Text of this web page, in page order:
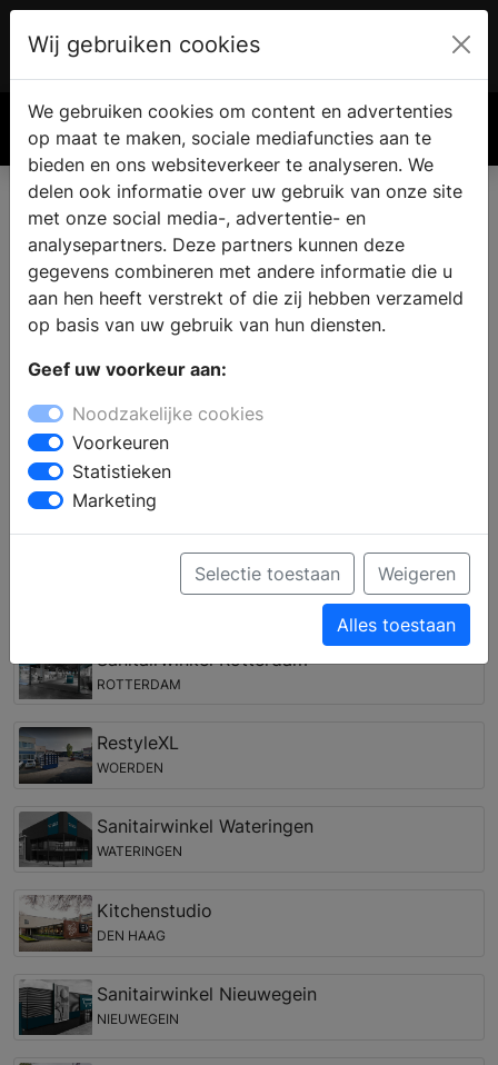
€ 0.00
Vind een nieuwe keuken in
Gouderak
de keuken gaat verbouwen vindt u in de keukenwinkel
alle informatie en inspiratie voor een nieuwe keuken.
Welke keukenstijl past bij u en uw woning en wat zijn
de laatste keukentrends? Door middel van persoonlijk
advies van een ervaren medewerker kunt u een
complete keuken samenstellen en krijgt u deskundig
advies over inbouwapparatuur van verschillende
Keukenwinkels in de regio Gouderak
Sanitairwinkel Rotterdam
ROTTERDAM
RestyleXL
WOERDEN
Sanitairwinkel Wateringen
WATERINGEN
Kitchenstudio
DEN HAAG
Sanitairwinkel Nieuwegein
NIEUWEGEIN
Wij gebruiken cookies
We gebruiken cookies om content en advertenties
op maat te maken, sociale mediafuncties aan te
bieden en ons websiteverkeer te analyseren. We
delen ook informatie over uw gebruik van onze site
met onze social media-, advertentie- en
analysepartners. Deze partners kunnen deze
gegevens combineren met andere informatie die u
aan hen heeft verstrekt of die zij hebben verzameld
op basis van uw gebruik van hun diensten.
Geef uw voorkeur aan:
Noodzakelijke cookies
Voorkeuren
Statistieken
Marketing
Selectie toestaan Weigeren
Alles toestaan